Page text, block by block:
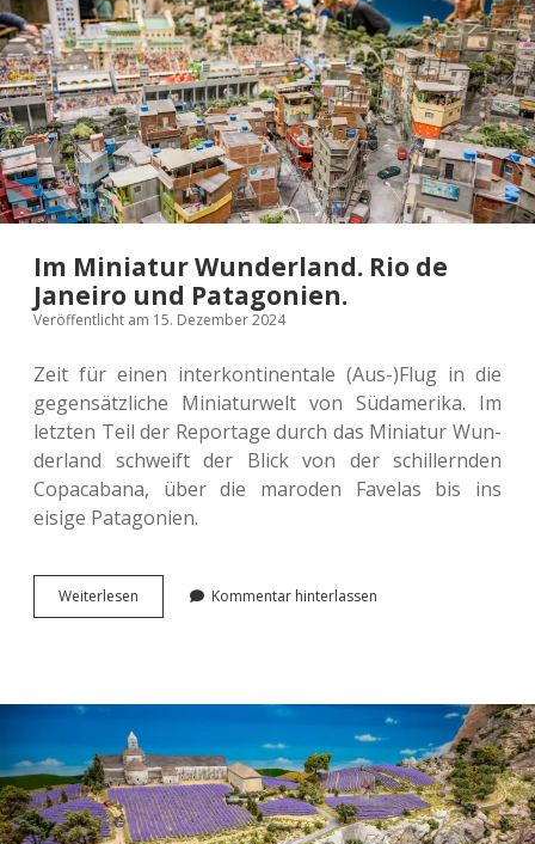
Im Miniatur Wunderland. Rio de
Janeiro und Patagonien.
Veröffentlicht am 15. Dezember 2024
Zeit für einen inter­kon­ti­nen­ta­le (Aus-)Flug in die
gegen­sätz­li­che Minia­tur­welt von Süd­ame­ri­ka. Im
letz­ten Teil der Repor­ta­ge durch das Minia­tur Wun­
der­land schweift der Blick von der schil­lern­den
Copa­ca­ba­na, über die maro­den Fave­las bis ins
eisige Patagonien.
Wei­ter­le­sen
Minia­
land.
de
Janei­
ro
und
Patagonien.
Kommentar hinterlassen